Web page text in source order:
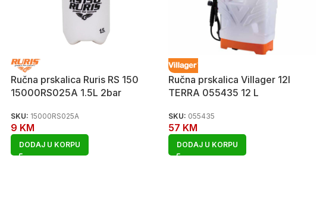
Ručna prskalica Ruris RS 150
15000RS025A 1.5L 2bar
SKU: 15000RS025A
9 KM
DODAJ U KORPU
Ručna prskalica Villager 12l
TERRA 055435 12 L
SKU: 055435
57 KM
DODAJ U KORPU